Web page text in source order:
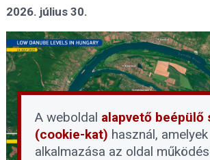
2026. július 30.
A weboldal alapvető beépülő
(cookie-kat) használ, amelyek
alkalmazása az oldal